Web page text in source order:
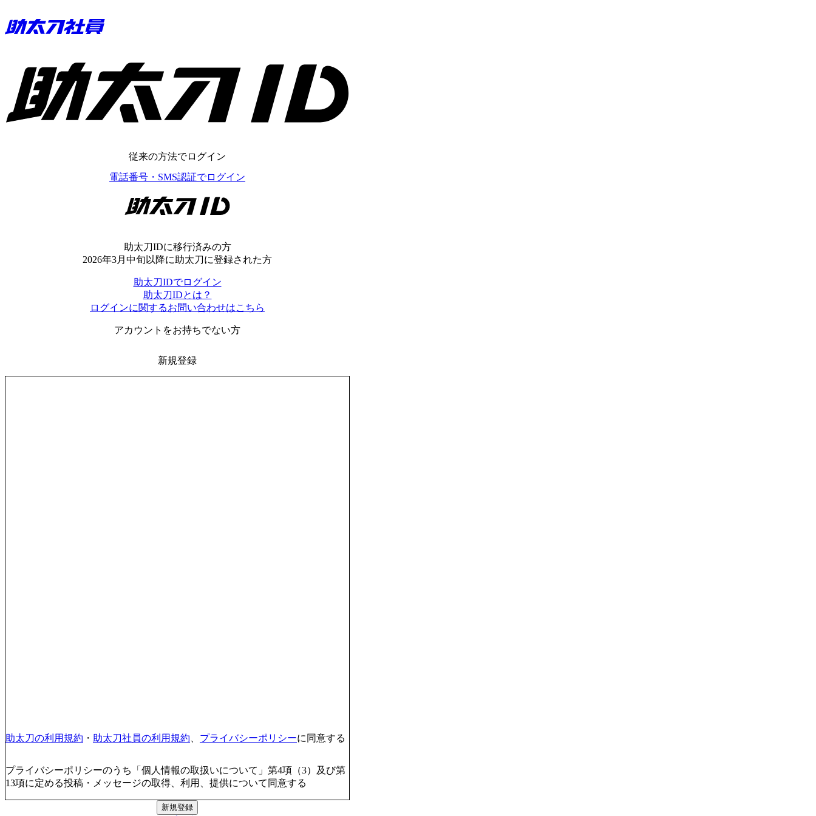
助太刀ID
従来の方法でログイン
電話番号・SMS認証でログイン
助太刀ID
助太刀IDに移行済みの方
2026年3月中旬以降に助太刀に登録された方
助太刀IDでログイン
助太刀IDとは？
ログインに関するお問い合わせはこちら
アカウントをお持ちでない方
新規登録
助太刀の利用規約 ・ 助太刀社員の利用規約 プライバシーポリシーに同意する
プライバシーポリシーのうち「個人情報の取扱いについて」第4項（3）及び第
13項に定める投稿・メッセージの取得、利用、提供について同意する
新規登録